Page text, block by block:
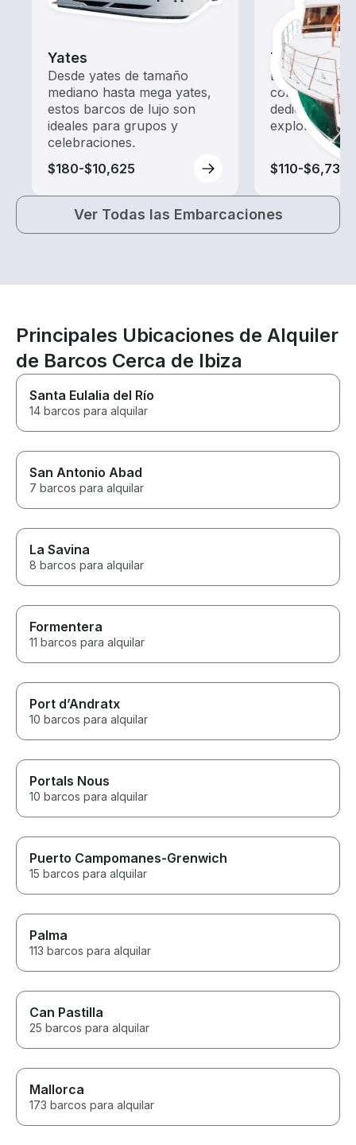
Yates
Desde yates de tamaño
mediano hasta mega yates,
estos barcos de lujo son
ideales para grupos y
celebraciones.
$180-$10,625
Tours
Explora las
con un
dedicado a
exploración.
$110-$6,735
Ver Todas las Embarcaciones
Principales Ubicaciones de Alquiler
de Barcos Cerca de Ibiza
Santa Eulalia del Río
14 barcos para alquilar
San Antonio Abad
7 barcos para alquilar
La Savina
8 barcos para alquilar
Formentera
11 barcos para alquilar
Port d’Andratx
10 barcos para alquilar
Portals Nous
10 barcos para alquilar
Puerto Campomanes-Grenwich
15 barcos para alquilar
Palma
113 barcos para alquilar
Can Pastilla
25 barcos para alquilar
Mallorca
173 barcos para alquilar